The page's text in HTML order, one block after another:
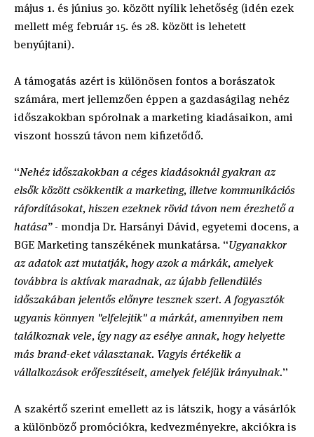
május 1. és június 30. között nyílik lehetőség (idén ezek
mellett még február 15. és 28. között is lehetett
benyújtani).
A támogatás azért is különösen fontos a borászatok
számára, mert jellemzően éppen a gazdaságilag nehéz
időszakokban spórolnak a marketing kiadásaikon, ami
viszont hosszú távon nem kifizetődő.
“Nehéz időszakokban a céges kiadásoknál gyakran az
elsők között csökkentik a marketing, illetve kommunikációs
ráfordításokat, hiszen ezeknek rövid távon nem érezhető a
hatása”- mondja Dr. Harsányi Dávid, egyetemi docens, a
BGE Marketing tanszékének munkatársa. “Ugyanakkor
az adatok azt mutatják, hogy azok a márkák, amelyek
továbbra is aktívak maradnak, az újabb fellendülés
időszakában jelentős előnyre tesznek szert. A fogyasztók
ugyanis könnyen "elfelejtik" a márkát, amennyiben nem
találkoznak vele, így nagy az esélye annak, hogy helyette
más brand-eket választanak. Vagyis értékelik a
vállalkozások erőfeszítéseit, amelyek feléjük irányulnak.”
A szakértő szerint emellett az is látszik, hogy a vásárlók
a különböző promóciókra, kedvezményekre, akciókra is